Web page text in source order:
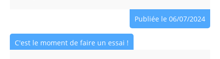
Contes pour enfants
Publiée le 06/07/2024
C'est le moment de faire un essai !